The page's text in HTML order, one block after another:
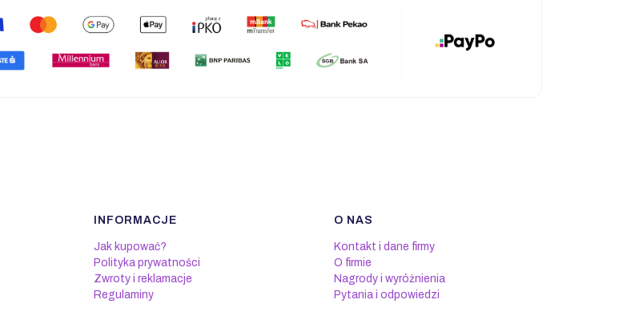
INFORMACJE
Jak kupować?
Polityka prywatności
Zwroty i reklamacje
Regulaminy
O NAS
Kontakt i dane firmy
O firmie
Nagrody i wyróżnienia
Pytania i odpowiedzi